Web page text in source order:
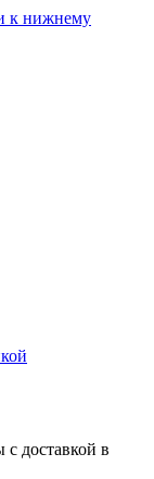
к нижнему
доставкой в